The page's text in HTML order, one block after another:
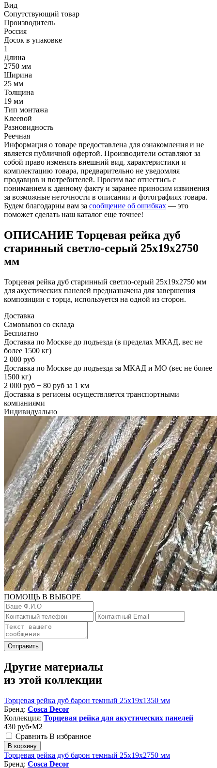
Вид
Сопутствующий товар
Производитель
Россия
Досок в упаковке
1
Длина
2750 мм
Ширина
25 мм
Толщина
19 мм
Тип монтажа
Клеевой
Разновидность
Реечная
Информация о товаре предоставлена для ознакомления и не
является публичной офертой. Производители оставляют за
собой право изменять внешний вид, характеристики и
комплектацию товара, предварительно не уведомляя
продавцов и потребителей. Просим вас отнестись с
пониманием к данному факту и заранее приносим извинения
за возможные неточности в описании и фотографиях товара.
Будем благодарны вам за сообщение об ошибках — это
поможет сделать наш каталог еще точнее!
ОПИСАНИЕ Торцевая рейка дуб
старинный светло-серый 25x19x2750
мм
Торцевая рейка дуб старинный светло-серый 25x19x2750 мм
для акустических панелей предназначена для завершения
композиции с торца, используется на одной из сторон.
Доставка
Самовывоз со склада
Бесплатно
Доставка по Москве до подъезда (в пределах МКАД, вес не
более 1500 кг)
2 000 руб
Доставка по Москве до подъезда за МКАД и МО (вес не более
1500 кг)
2 000 руб + 80 руб за 1 км
Доставка в регионы осуществляется транспортными
компаниями
Индивидуально
ПОМОЩЬ В ВЫБОРЕ
Отправить
Другие материалы
из этой коллекции
Торцевая рейка дуб барон темный 25x19x1350 мм
Бренд: Cosca Decor
Коллекция: Торцевая рейка для акустических панелей
430 руб•M2
Сравнить В избранное
В корзину
Торцевая рейка дуб барон темный 25x19x2750 мм
Бренд: Cosca Decor